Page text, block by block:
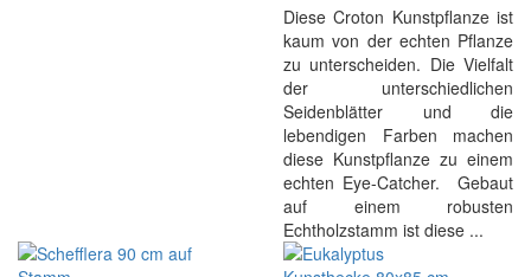
Diese Croton Kunstpflanze ist
kaum von der echten Pflanze
zu unterscheiden. Die Vielfalt
der unterschiedlichen
Seidenblätter und die
lebendigen Farben machen
diese Kunstpflanze zu einem
echten Eye-Catcher. Gebaut
auf einem robusten
Echtholzstamm ist diese ...